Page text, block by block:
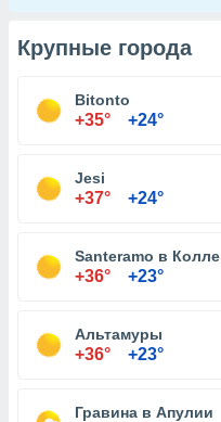
Крупные города
Bitonto
+35° +24°
Jesi
+37° +24°
Santeramo в Колле
+36° +23°
Альтамуры
+36° +23°
Гравина в Апулии